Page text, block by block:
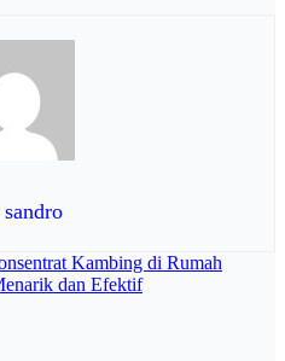
Kambing di Rumah
dan Efektif